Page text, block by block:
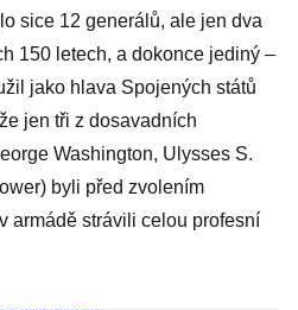
sice 12 generálů, ale jen dva
150 letech, a dokonce jediný –
jako hlava Spojených států
jen tři z dosavadních
Washington, Ulysses S.
byli před zvolením
armádě strávili celou profesní